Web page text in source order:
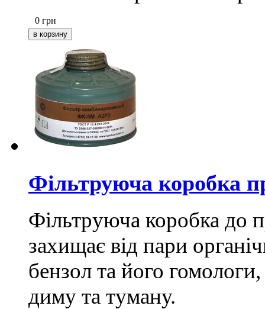
0 грн
Фільтруюча коробка
Фільтруюча коробка до
захищає від пари
бензол та його
диму та туману.